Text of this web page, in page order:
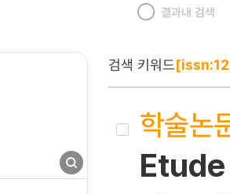
결과내 검색
검색 키워드
학술논